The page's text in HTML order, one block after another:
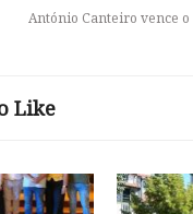
António Canteiro vence
Like